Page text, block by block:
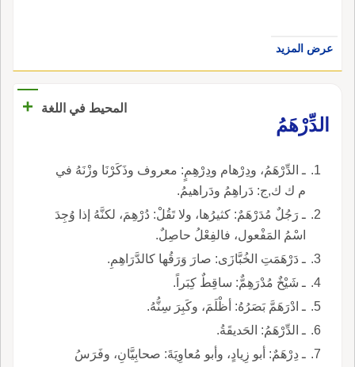
عرض المزيد
المحيط في اللغة
+
الدِّرْهَمُ
ـ الدِّرْهَمُ، ودِرْهام ودِرْهِمٍ: معروف وذَكَرْنَا وزْنَهُ في
م ك ك,ج: دَراهِمُ ودَراهيمُ.
ـ رَجُلٌ مُدَرْهَمٌ: كثيرُها، ولا تَقُلْ: دُرْهِمَ، لكنَّهُ إذا وُجِدَ
اسْمُ المَفْعول، فالفِعْلُ حاصِلٌ.
ـ دَرْهَمَتِ الخُبَّازَى: صارَ وَرَقُها كالدَّرَاهِمِ.
ـ شَيْخٌ مُدْرَهِمٌّ: ساقِطٌ كِبَراً.
ـ ادْرَهَمَّ بَصَرُهُ: أظْلَمَ، وكَبِرَ سِنُّهُ.
ـ الدِّرْهَمُ: الحَديقَةُ.
ـ دِرْهَمٌ: أبو زِيادٍ، وأبو مُعاوِيَةَ: صحابِيَّانِ، وفَرَسُ